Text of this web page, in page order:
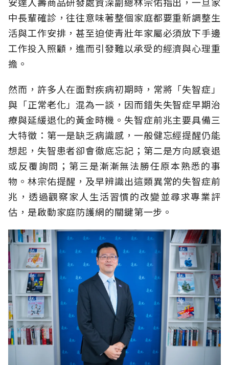
中長輩確診，往往意味著整個家庭都要重新調整生
活與工作安排，甚至迫使青壯年家屬必須放下手邊
工作投入照顧，進而引發難以承受的經濟與心理重
擔。
然而，許多人在面對疾病初期時，常將「失智症」
與「正常老化」混為一談，因而錯失失智症早期治
療與延緩退化的黃金時機。失智症前兆主要具備三
大特徵：第一是缺乏病識感，一般健忘經提醒仍能
想起，失智患者卻會徹底忘記；第二是方向感衰退
或反覆詢問；第三是漸漸無法勝任原本熟悉的事
物。林宗佑提醒，及早辨識出這類異常的失智症前
兆，透過觀察家人生活習慣的改變並尋求專業評
估，是啟動家庭防護網的關鍵第一步。